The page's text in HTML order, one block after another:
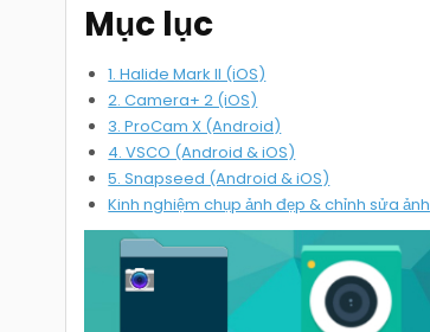
Mục lục
1. Halide Mark II (iOS)
2. Camera+ 2 (iOS)
3. ProCam X (Android)
4. VSCO (Android & iOS)
5. Snapseed (Android & iOS)
Kinh nghiệm chụp ảnh đẹp & chỉnh sửa ảnh